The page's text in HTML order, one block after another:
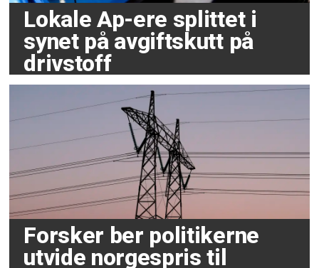
Lokale Ap-ere splittet i
synet på avgiftskutt på
drivstoff
Forsker ber politikerne
utvide norgespris til